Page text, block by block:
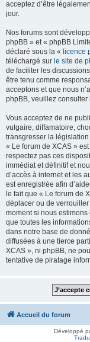
acceptez d’être
jour.
Nos forums sont
phpBB » et « phpBB
déclaré sous la « licence
téléchargé sur le site de
de faciliter les
être tenu comme
acceptons et que nous
phpBB, veuillez consulter
Vous acceptez de ne
vulgaire, diffamatoire,
transgresser la
« Le forum de XCAS »
respectez pas ces
immédiat et définitif et
d’accès à internet et les
est enregistrée afin
le fait que « Le forum de
déplacer ou de verrouiller
moment si nous estimons
que toutes les
dans notre base de
diffusées à une tierce
XCAS », ni phpBB, ne
tentative de piratage
Accueil du forum
Développé